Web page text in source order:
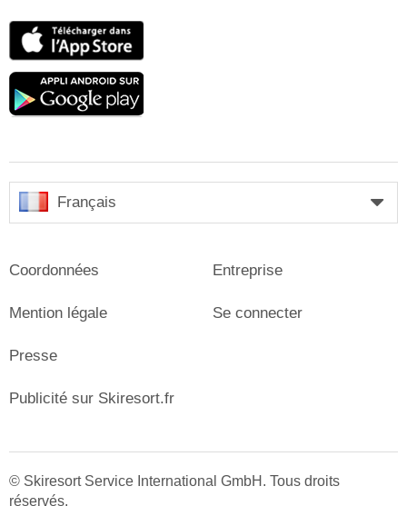
Google
Français
Coordonnées
Mention légale
Presse
Entreprise
Se connecter
Publicité sur Skiresort.fr
© Skiresort Service International GmbH. Tous droits
réservés.